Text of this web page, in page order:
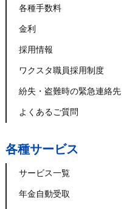
各種手数料
金利
採用情報
ワクスタ職員採用制度
紛失・盗難時の緊急連絡先
よくあるご質問
各種サービス
サービス一覧
年金自動受取